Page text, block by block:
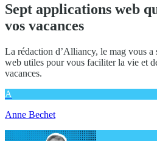
Sept applications web
vos vacances
La rédaction d’Alliancy, le mag vous a
web utiles pour vous faciliter la vie et
vacances.
A
Anne Bechet